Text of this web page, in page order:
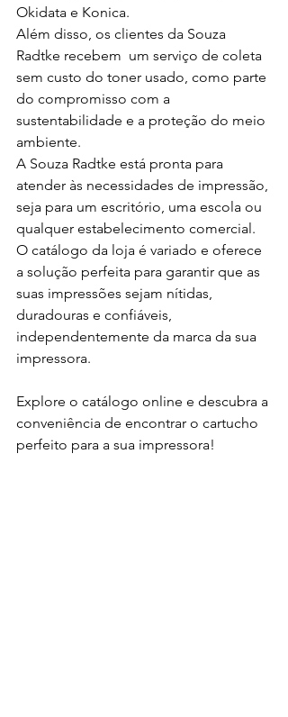
Okidata e Konica.
Além disso, os clientes da Souza
Radtke recebem  um serviço de coleta
sem custo do toner usado, como parte
do compromisso com a
sustentabilidade e a proteção do meio
ambiente.
A Souza Radtke está pronta para
atender às necessidades de impressão,
seja para um escritório, uma escola ou
qualquer estabelecimento comercial.
O catálogo da loja é variado e oferece
a solução perfeita para garantir que as
suas impressões sejam nítidas,
duradouras e confiáveis,
independentemente da marca da sua
impressora.
Explore o catálogo online e descubra a
conveniência de encontrar o cartucho
perfeito para a sua impressora!